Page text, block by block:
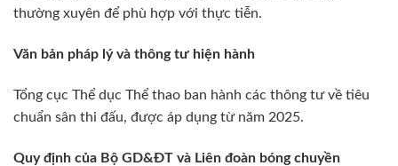
thường xuyên để phù hợp với thực tiễn.
Văn bản pháp lý và thông tư hiện hành
Tổng cục Thể dục Thể thao ban hành các thông tư về tiêu
chuẩn sân thi đấu, được áp dụng từ năm 2025.
Quy định của Bộ GD&ĐT và Liên đoàn bóng chuyền